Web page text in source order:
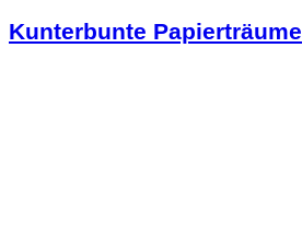
Kunterbunte Papierträume